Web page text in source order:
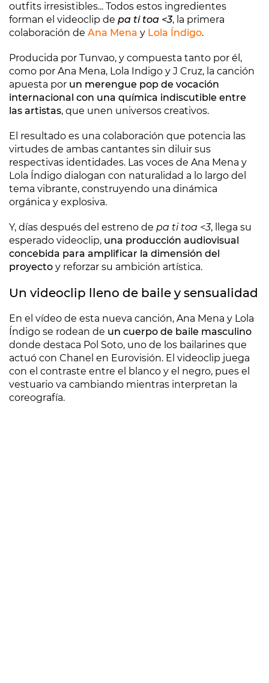
outfits irresistibles... Todos estos ingredientes
forman el videoclip de pa ti toa <3, la primera
colaboración de Ana Mena y Lola Índigo.
Producida por Tunvao, y compuesta tanto por él,
como por Ana Mena, Lola Indigo y J Cruz, la canción
apuesta por un merengue pop de vocación
internacional con una química indiscutible entre
las artistas, que unen universos creativos.
El resultado es una colaboración que potencia las
virtudes de ambas cantantes sin diluir sus
respectivas identidades. Las voces de Ana Mena y
Lola Índigo dialogan con naturalidad a lo largo del
tema vibrante, construyendo una dinámica
orgánica y explosiva.
Y, días después del estreno de pa ti toa <3, llega su
esperado videoclip, una producción audiovisual
concebida para amplificar la dimensión del
proyecto y reforzar su ambición artística.
Un videoclip lleno de baile y sensualidad
En el vídeo de esta nueva canción, Ana Mena y Lola
Índigo se rodean de un cuerpo de baile masculino
donde destaca Pol Soto, uno de los bailarines que
actuó con Chanel en Eurovisión. El videoclip juega
con el contraste entre el blanco y el negro, pues el
vestuario va cambiando mientras interpretan la
coreografía.